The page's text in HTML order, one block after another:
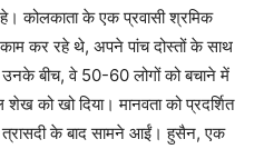
कोलकाता के एक प्रवासी श्रमिक
कर रहे थे, अपने पांच दोस्तों के साथ
बीच, वे 50-60 लोगों को बचाने में
को खो दिया। मानवता को प्रदर्शित
त्रासदी के बाद सामने आईं। हुसैन, एक